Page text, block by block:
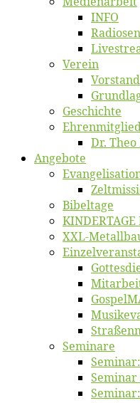
INFO
Ver­ein
Vor­stand
Ge­schich­te
Dr.
An­ge­bo­te
Bi­bel­ta­ge
XXL-
Se­mi­na­re
Se­mi­nar:
Se­mi­nar